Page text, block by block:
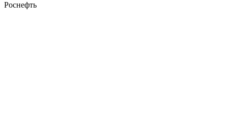
Роснефть